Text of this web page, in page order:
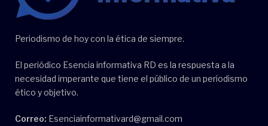
Periodismo de hoy con la ética de siempre.
El periódico Esencia informativa RD es la respuesta a la
necesidad imperante que tiene el público de un periodismo
ético y objetivo.
Correo: Esenciainformativard@gmail.com